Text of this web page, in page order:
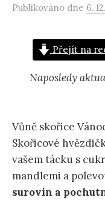
Publikováno dne 6.
Přejít na
Naposledy
Vůně skořice
Skořicové
vašem tácku s
mandlemi a
surovin a